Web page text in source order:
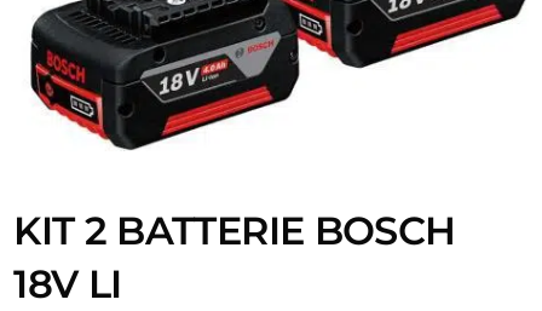
KIT 2 BATTERIE BOSCH
18V LI